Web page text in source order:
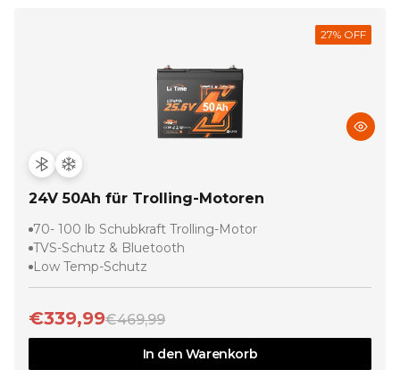
27% OFF
24V 50Ah für Trolling-Motoren
70- 100 lb Schubkraft Trolling-Motor
TVS-Schutz & Bluetooth
Low Temp-Schutz
€339,99€469,99
In den Warenkorb